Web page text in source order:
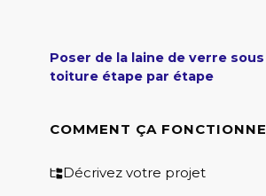
Poser de la laine de verre sous
toiture étape par étape
COMMENT ÇA FONCTIONNE
Décrivez votre projet